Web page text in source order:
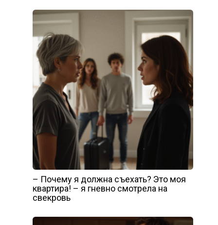
– Почему я должна съехать? Это моя
квартира! – я гневно смотрела на
свекровь